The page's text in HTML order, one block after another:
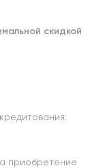
скидкой
приобретение